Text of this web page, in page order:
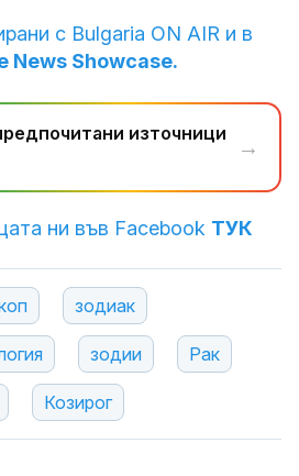
с Bulgaria ON AIR и в
News Showcase.
източници
→
ни във Facebook ТУК
зодиак
зодии Рак
Козирог